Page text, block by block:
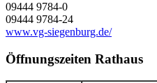
09444 9784-0
09444 9784-24
www.vg-siegenburg.de/
Öffnungszeiten Rathaus